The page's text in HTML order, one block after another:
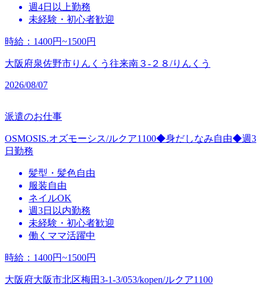
週4日以上勤務
未経験・初心者歓迎
時給 ： 1400円~1500円
大阪府泉佐野市りんくう往来南３‐２８/りんくう
2026/08/07
派遣のお仕事
OSMOSIS.オズモーシス/ルクア1100◆身だしなみ自由◆週3
日勤務
髪型・髪色自由
服装自由
ネイルOK
週3日以内勤務
未経験・初心者歓迎
働くママ活躍中
時給 ： 1400円~1500円
大阪府大阪市北区梅田3-1-3/053/kopen/ルクア1100